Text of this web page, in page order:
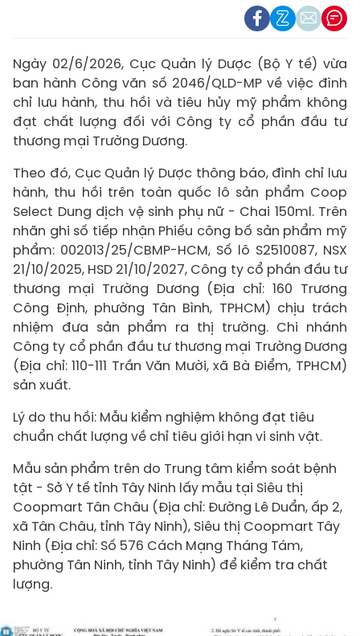
Ngày 02/6/2026, Cục Quản lý Dược (Bộ Y tế) vừa
ban hành Công văn số 2046/QLD-MP về việc đình
chỉ lưu hành, thu hồi và tiêu hủy mỹ phẩm không
đạt chất lượng đối với Công ty cổ phần đầu tư
thương mại Trường Dương.
Theo đó, Cục Quản lý Dược thông báo, đình chỉ lưu
hành, thu hồi trên toàn quốc lô sản phẩm Coop
Select Dung dịch vệ sinh phụ nữ - Chai 150ml. Trên
nhãn ghi số tiếp nhận Phiếu công bố sản phẩm mỹ
phẩm: 002013/25/CBMP-HCM, Số lô S2510087, NSX
21/10/2025, HSD 21/10/2027, Công ty cổ phần đầu tư
thương mại Trường Dương (Địa chỉ: 160 Trương
Công Định, phường Tân Bình, TPHCM) chịu trách
nhiệm đưa sản phẩm ra thị trường. Chi nhánh
Công ty cổ phần đầu tư thương mại Trường Dương
(Địa chỉ: 110-111 Trần Văn Mười, xã Bà Điểm, TPHCM)
sản xuất.
Lý do thu hồi: Mẫu kiểm nghiệm không đạt tiêu
chuẩn chất lượng về chỉ tiêu giới hạn vi sinh vật.
Mẫu sản phẩm trên do Trung tâm kiểm soát bệnh
tật - Sở Y tế tỉnh Tây Ninh lấy mẫu tại Siêu thị
Coopmart Tân Châu (Địa chỉ: Đường Lê Duẩn, ấp 2,
xã Tân Châu, tỉnh Tây Ninh), Siêu thị Coopmart Tây
Ninh (Địa chỉ: Số 576 Cách Mạng Tháng Tám,
phường Tân Ninh, tỉnh Tây Ninh) để kiểm tra chất
lượng.